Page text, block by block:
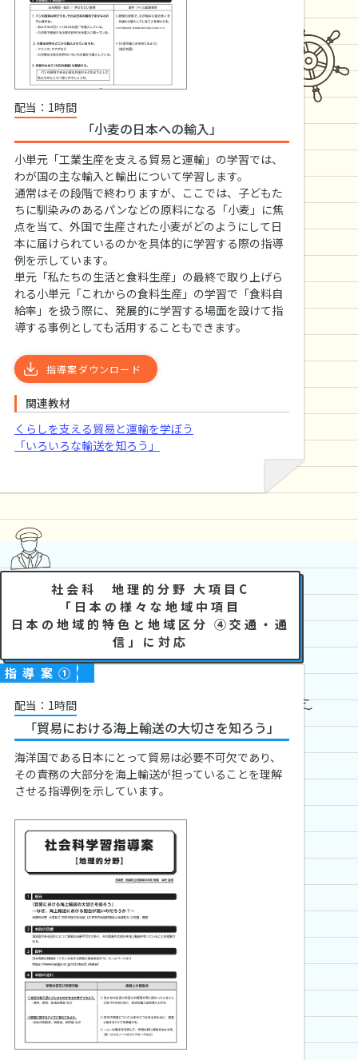
配当：1時間
「小麦の日本への輸入」
小単元「工業生産を支える貿易と運輸」の学習では、
わが国の主な輸入と輸出について学習します。
通常はその段階で終わりますが、ここでは、子どもた
ちに馴染みのあるパンなどの原料になる「小麦」に焦
点を当て、外国で生産された小麦がどのようにして日
本に届けられているのかを具体的に学習する際の指導
例を示しています。
単元「私たちの生活と食料生産」の最終で取り上げら
れる小単元「これからの食料生産」の学習で「食料自
給率」を扱う際に、発展的に学習する場面を設けて指
導する事例としても活用することもできます。
指導案ダウンロード
関連教材
くらしを支える貿易と運輸を学ぼう
「いろいろな輸送を知ろう」
中学生社会科向け指導案
社会科 地理的分野 大項目C
「日本の様々な地域中項目
日本の地域的特色と地域区分 ④交通・通
信」に対応
指導案①
配当：1時間
「貿易における海上輸送の大切さを知ろう」
海洋国である日本にとって貿易は必要不可欠であり、
その責務の大部分を海上輸送が担っていることを理解
させる指導例を示しています。